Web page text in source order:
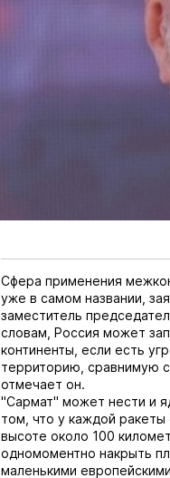
Сфера применения
уже в самом названии,
заместитель
словам, Россия может
континенты, если есть
территорию, сравнимую
отмечает он.
"Сармат" может нести и
том, что у каждой
высоте около 100
одномоментно накрыть
маленькими